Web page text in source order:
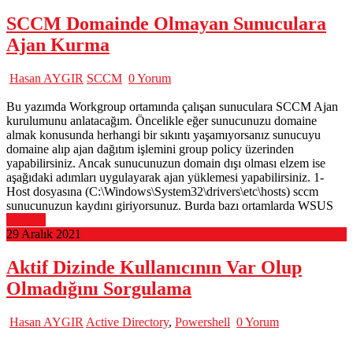
SCCM Domainde Olmayan Sunuculara
Ajan Kurma
Hasan AYGIR SCCM 0 Yorum
Bu yazımda Workgroup ortamında çalışan sunuculara SCCM Ajan
kurulumunu anlatacağım. Öncelikle eğer sunucunuzu domaine
almak konusunda herhangi bir sıkıntı yaşamıyorsanız sunucuyu
domaine alıp ajan dağıtım işlemini group policy üzerinden
yapabilirsiniz. Ancak sunucunuzun domain dışı olması elzem ise
aşağıdaki adımları uygulayarak ajan yüklemesi yapabilirsiniz. 1-
Host dosyasına (C:\Windows\System32\drivers\etc\hosts) sccm
sunucunuzun kaydını giriyorsunuz. Burda bazı ortamlarda WSUS
29 Aralık 2021
Aktif Dizinde Kullanıcının Var Olup
Olmadığını Sorgulama
Hasan AYGIR Active Directory, Powershell 0 Yorum